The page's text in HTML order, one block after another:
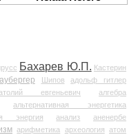
Бахарев Ю.П. Кастерин
Шипов
адольф гитлер
евгеньевич
алгебра
альтернативная энергетика
энергия
анализ аненербе
арифметика археология атом